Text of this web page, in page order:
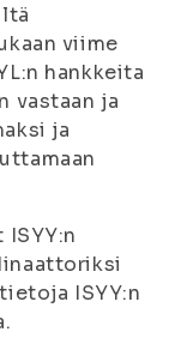
viime
hankkeita
vastaan ja
ja
ISYY:n
ISYY:n